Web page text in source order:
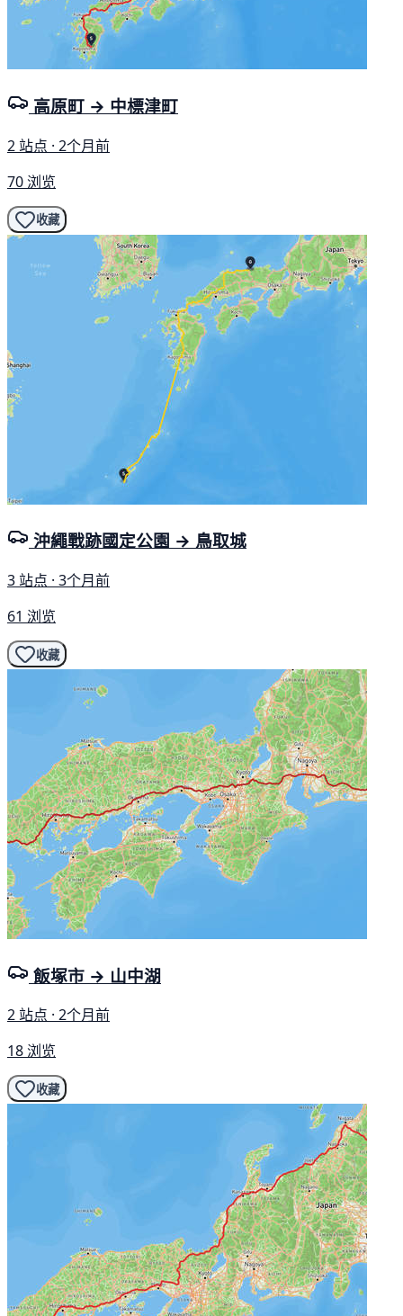
高原町 → 中標津町
2 站点 · 2个月前
70 浏览
收藏
沖繩戰跡國定公園 → 鳥取城
3 站点 · 3个月前
61 浏览
收藏
飯塚市 → 山中湖
2 站点 · 2个月前
18 浏览
收藏